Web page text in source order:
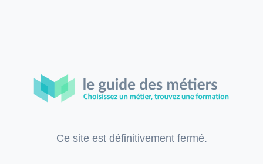
Ce site est définitivement fermé.